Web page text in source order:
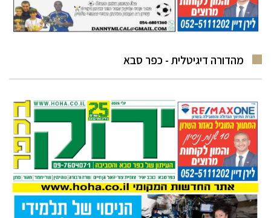
מהדורה דיגיטלית - כפר סבא